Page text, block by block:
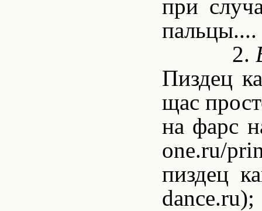
при
2.
Пиздец
щас
на фарс
one.ru/
пиздец
dance.ru);